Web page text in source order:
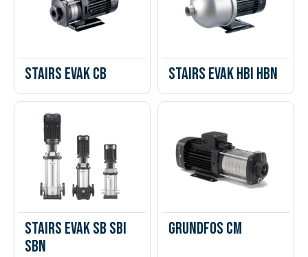
Stairs Evak CB Stairs Evak HBI HBN
Stairs Evak SB SBI
SBN
Grundfos CM